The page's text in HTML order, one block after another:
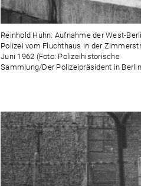
Reinhold Huhn: Aufnahme der West-
Polizei vom Fluchthaus in der
Juni 1962 (Foto: Polizeihistorische
Sammlung/Der Polizeipräsident in